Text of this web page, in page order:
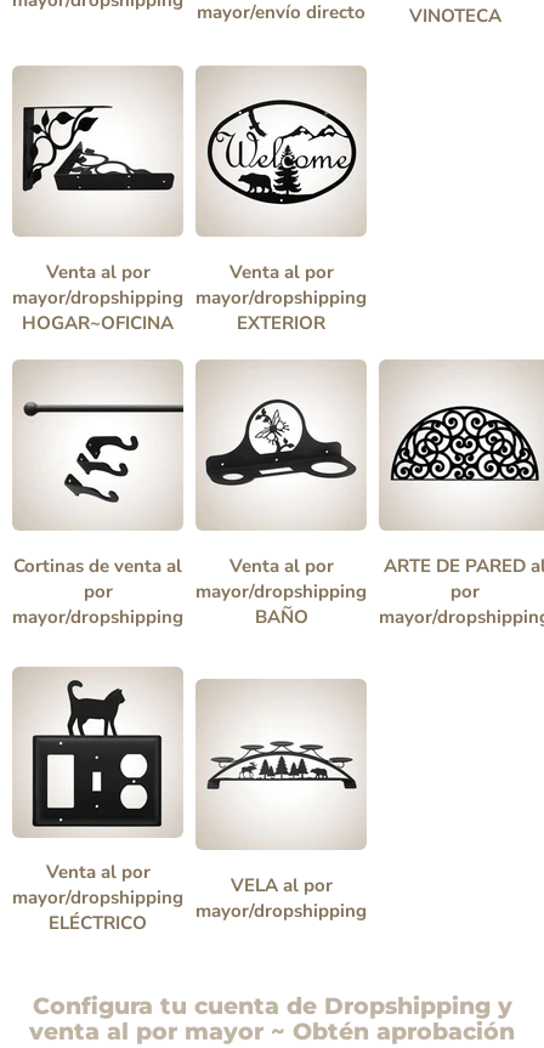
mayor/envío directo
VINOTECA
Venta al por
mayor/dropshipping
HOGAR~OFICINA
Venta al por
mayor/dropshipping
EXTERIOR
Cortinas de venta al
por
mayor/dropshipping
Venta al por
mayor/dropshipping
BAÑO
ARTE DE PARED
por
mayor/
Venta al por
mayor/dropshipping
ELÉCTRICO
VELA al por
mayor/dropshipping
Configura tu cuenta de Dropshipping y
venta al por mayor ~ Obtén aprobación